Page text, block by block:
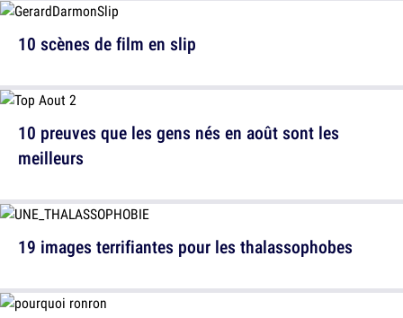
10 scènes de film en slip
19 images terrifiantes pour les thalassophobes
10 preuves que les gens nés en août sont les
meilleurs